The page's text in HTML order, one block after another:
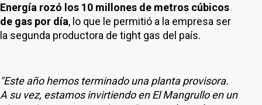
Energía rozó los 10 millones de metros cúbicos
de gas por día, lo que le permitió a la empresa ser
la segunda productora de tight gas del país.
"Este año hemos terminado una planta provisora.
A su vez, estamos invirtiendo en El Mangrullo en un